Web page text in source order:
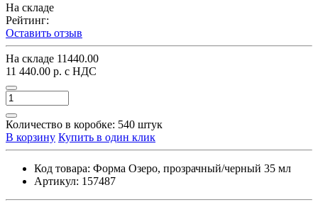
На складе
Рейтинг:
Оставить отзыв
На складе 11440.00
11 440.00 р. с НДС
Количество в коробке: 540 штук
В корзину Купить в один клик
Код товара: Форма Озеро, прозрачный/черный 35 мл
Артикул: 157487